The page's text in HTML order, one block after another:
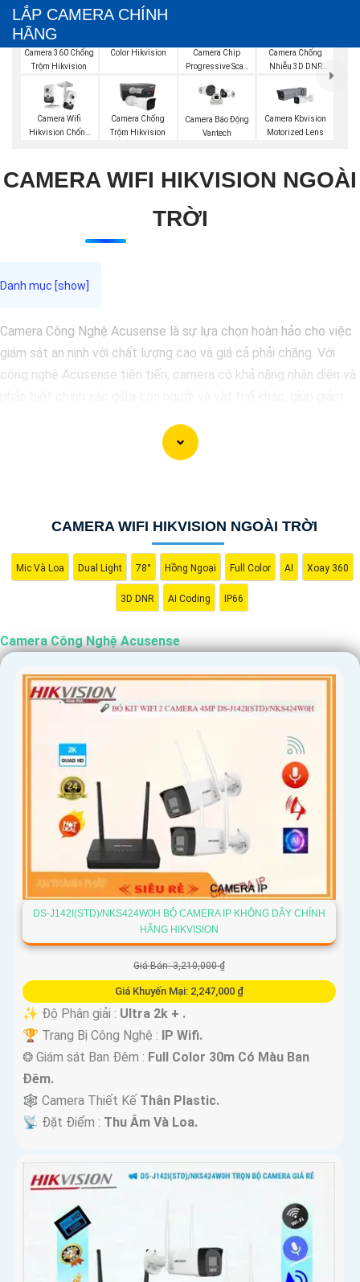
LẮP CAMERA CHÍNH
HÃNG
Camera 360 Chống
Trộm Hikvision
Color Hikvision
Camera Chip
Progressive Scan
Camera Chống
Nhiễu 3D DNR
Camera Wifi
Hikvision Chống
Camera Chống
Trộm Hikvision
Camera Báo Động
Vantech
Camera Kbvision
Motorized Lens
CAMERA WIFI HIKVISION NGOÀI
TRỜI
Camera Công Nghệ Acusense là sự lựa chọn hoàn hảo cho việc
giám sát an ninh với chất lượng cao và giá cả phải chăng. Với
công nghệ Acusense tiên tiến, camera có khả năng nhận diện và
nét và độ phân giải cao giúp bạn quan sát mọi góc độ một cách
rõ ràng. Khám phá ngay và đầu tư vào Camera Acusense để bảo
CAMERA WIFI HIKVISION NGOÀI TRỜI
Mic Và Loa Dual Light 78° Hồng Ngoại Full Color AI Xoay 360
3D DNR AI Coding IP66
Camera Công Nghệ Acusense
DS-J142I(STD)/NKS424W0H BỘ CAMERA IP KHÔNG DÂY CHÍNH
HÃNG HIKVISION
Giá Bán: 3,210,000 ₫
Giá Khuyến Mại: 2,247,000 ₫
✨ Độ Phân giải : Ultra 2k + .
🏆 Trang Bị Công Nghệ :
IP Wifi.
❂ Giám sát Ban Đêm : Full Color 30m Có Màu Ban
Ðêm.
🕸️ Camera Thiết Kế Thân Plastic.
️📡 Đặt Điểm : Thu Âm Và Loa.